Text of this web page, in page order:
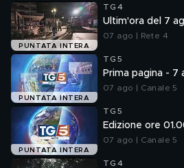
PUNTATA INTERA
TG4
Ultim'ora del 7
07 ago | Rete 4
PUNTATA INTERA
TG5
Prima pagina - 7
07 ago | Canale 5
PUNTATA INTERA
TG5
Edizione ore
07 ago | Canale 5
TG4